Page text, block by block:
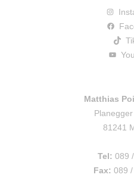
Matthias
81241
Tel: 089
Fax: 089